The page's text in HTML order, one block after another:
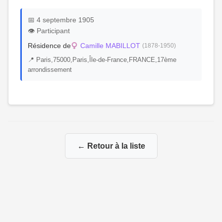
📅 4 septembre 1905
👁️ Participant
Résidence de
Camille MABILLOT (1878-1950)
📍 Paris,75000,Paris,Île-de-France,FRANCE,17ème
arrondissement
← Retour à la liste